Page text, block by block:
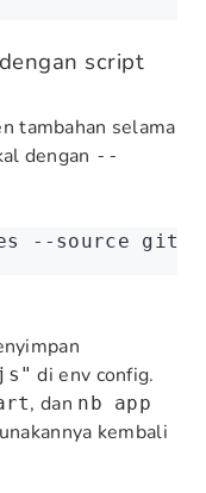
script
tambahan selama
dengan --
--source git
di env config.
, dan nb app
kembali